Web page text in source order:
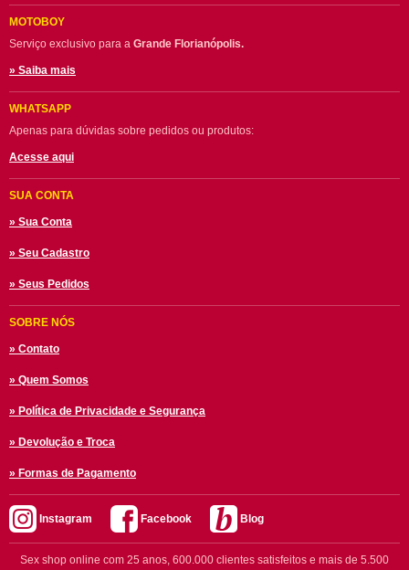
MOTOBOY
Serviço exclusivo para a Grande Florianópolis.
» Saiba mais
WHATSAPP
Apenas para dúvidas sobre pedidos ou produtos:
Acesse aqui
SUA CONTA
» Sua Conta
» Seu Cadastro
» Seus Pedidos
SOBRE NÓS
» Contato
» Quem Somos
» Política de Privacidade e Segurança
» Devolução e Troca
» Formas de Pagamento
Instagram Facebook Blog
Sex shop online com 25 anos, 600.000 clientes satisfeitos e mais de 5.500